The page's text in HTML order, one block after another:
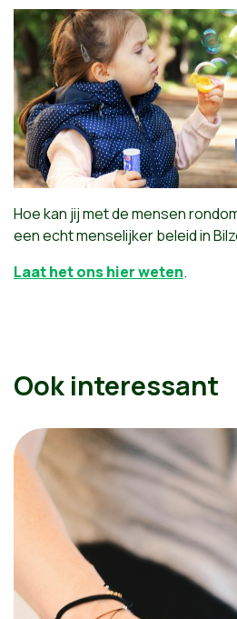
Hoe kan jij met de mensen
een echt menselijker beleid in
Laat het ons hier weten.
Ook interessant